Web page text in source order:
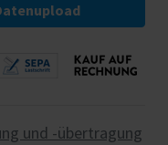
und -übertragung